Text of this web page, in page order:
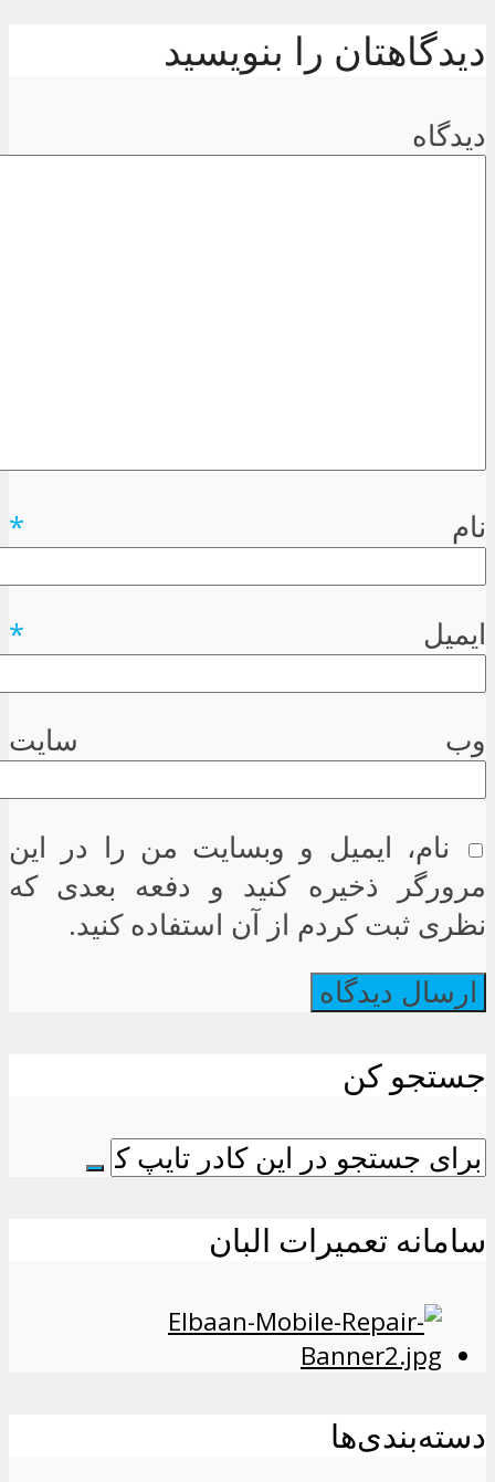
دیدگاهتان را بنویسید
دیدگاه
نام *
ایمیل *
وب سایت
نام، ایمیل و وبسایت من را در این
مرورگر ذخیره کنید و دفعه بعدی که
نظری ثبت کردم از آن استفاده کنید.
جستجو کن
سامانه تعمیرات البان
دسته‌بندی‌ها